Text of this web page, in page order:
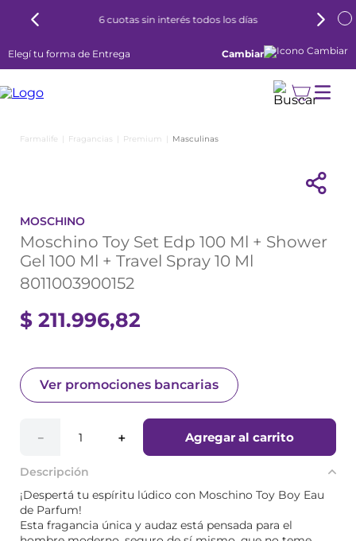
6 cuotas sin interés todos los días
Elegí tu forma de Entrega Cambiar
Fragancias Premium Masculinas
MOSCHINO
Moschino Toy Set Edp 100 Ml + Shower
Gel 100 Ml + Travel Spray 10 Ml
8011003900152
$ 211.996,82
Ver promociones bancarias
＋
－ Agregar al carrito
Descripción
¡Despertá tu espíritu lúdico con Moschino Toy Boy Eau
de Parfum!
Esta fragancia única y audaz está pensada para el